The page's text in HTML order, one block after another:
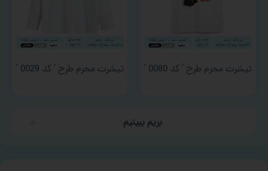
تیشرت محرم طرح ‘ کد 0080 ‘ تیشرت محرم طرح ‘ کد 0029 ‘
بریم ببینیم